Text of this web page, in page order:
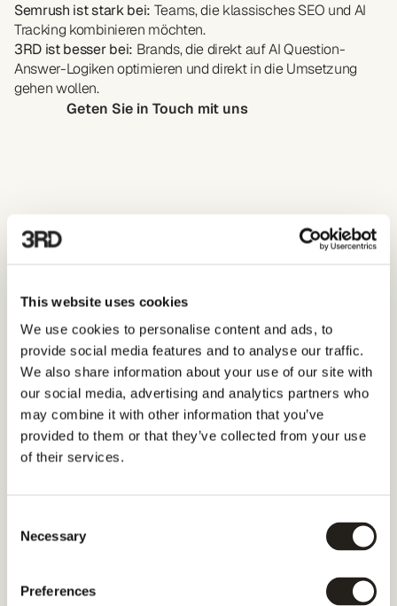
This website uses cookies
We use cookies to personalise content and ads, to
provide social media features and to analyse our traffic.
We also share information about your use of our site with
our social media, advertising and analytics partners who
may combine it with other information that you’ve
provided to them or that they’ve collected from your use
of their services.
Selection
Necessary
Preferences
Semrush ist stark bei: Teams, die klassisches SEO und AI
Tracking kombinieren möchten.
3RD ist besser bei: Brands, die direkt auf AI Question-
Answer-Logiken optimieren und direkt in die Umsetzung
gehen wollen.
Geten Sie in Touch mit uns
Features
KI-Visibility-Ansatz
Competitor-Benchmarking
Prompt- und
Analyse
KI-native Vergleiche
orientierte Playbooks